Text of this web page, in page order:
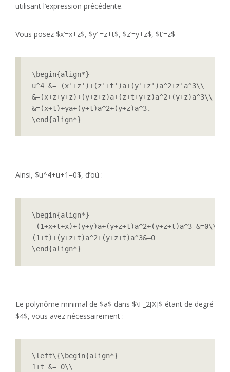
utilisant l’expression précédente.
Vous posez $x’=x+z$, $y’ =z+t$, $z’=y+z$, $t’=z$
\begin{align*}
u^4 &= (x'+z')+(z'+t')a+(y'+z')a^2+z'a^3\\
&=(x+z+y+z)+(y+z+z)a+(z+t+y+z)a^2+(y+z)a^3\\
&=(x+t)+ya+(y+t)a^2+(y+z)a^3.
\end{align*}
Ainsi, $u^4+u+1=0$, d’où :
\begin{align*}
(1+x+t+x)+(y+y)a+(y+z+t)a^2+(y+z+t)a^3 &=0\\
(1+t)+(y+z+t)a^2+(y+z+t)a^3&=0
\end{align*}
Le polynôme minimal de $a$ dans $\F_2[X]$ étant de degré
$4$, vous avez nécessairement :
\left\{\begin{align*}
1+t &= 0\\